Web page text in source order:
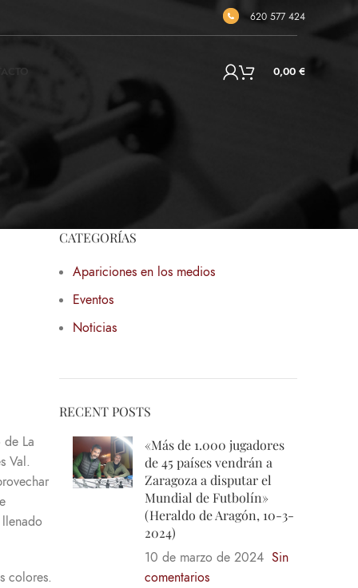
620 577 424
0,00 €
La
Val.
colores.
CATEGORÍAS
Apariciones en los medios
Eventos
Noticias
RECENT POSTS
«Más de 1.000 jugadores
de 45 países vendrán a
Zaragoza a disputar el
Mundial de Futbolín»
(Heraldo de Aragón, 10-3-
2024)
10 de marzo de 2024 Sin
comentarios